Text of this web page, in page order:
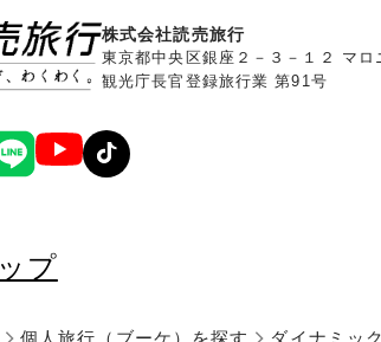
株式会社読売旅行
東京都中央区銀座２－３－１２ マロ
観光庁長官登録旅行業 第91号
プ
個人旅行（ブーケ）を探す ダイナミッ